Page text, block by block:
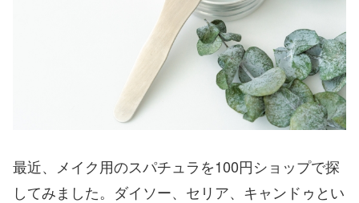
最近、メイク用のスパチュラを100円ショップで探
してみました。ダイソー、セリア、キャンドゥとい